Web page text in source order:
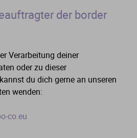
der border
Verarbeitung deiner
oder zu dieser
du dich gerne an unseren
wenden:
co.eu